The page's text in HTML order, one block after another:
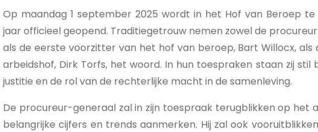
Op maandag 1 september 2025 wordt in het Hof van Beroep
jaar officieel geopend. Traditiegetrouw nemen zowel de
als de eerste voorzitter van het hof van beroep, Bart Willocx,
arbeidshof, Dirk Torfs, het woord. In hun toespraken staan zij stil
justitie en de rol van de rechterlijke macht in de samenleving.
De procureur-generaal zal in zijn toespraak terugblikken op het
belangrijke cijfers en trends aanmerken. Hij zal ook